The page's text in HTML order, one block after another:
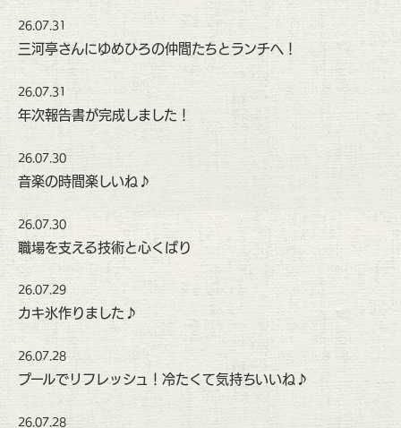
26.07.31
三河亭さんにゆめひろの仲間たちとランチへ！
26.07.31
年次報告書が完成しました！
26.07.30
音楽の時間楽しいね♪
26.07.30
職場を支える技術と心くばり
26.07.29
カキ氷作りました♪
26.07.28
プールでリフレッシュ！冷たくて気持ちいいね♪
26.07.28